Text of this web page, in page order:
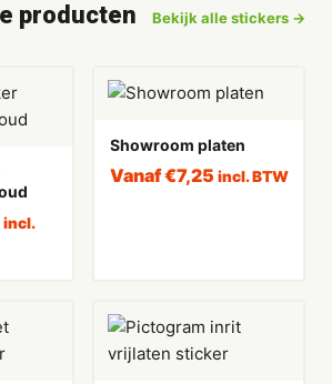
producten Bekijk alle stickers →
incl.
Showroom platen
Vanaf€7,25 incl. BTW